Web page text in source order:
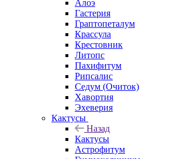
Алоэ
Гастерия
Граптопеталум
Крассула
Крестовник
Литопс
Пахифитум
Рипсалис
Седум (Очиток)
Хавортия
Эхеверия
Кактусы
Назад
Кактусы
Астрофитум